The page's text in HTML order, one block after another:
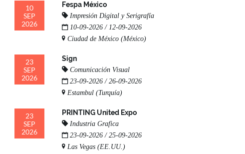
10
SEP
2026
Fespa México
Impresión Digital y Serigrafía
10-09-2026 / 12-09-2026
Ciudad de México (México)
23
SEP
2026
Sign
Comunicación Visual
23-09-2026 / 26-09-2026
Estambul (Turquía)
23
SEP
2026
PRINTING United Expo
Industria Grafica
23-09-2026 / 25-09-2026
Las Vegas (EE.UU.)